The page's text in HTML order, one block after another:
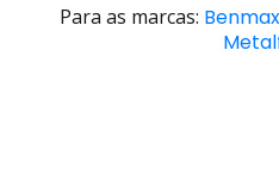
Para as marcas: Benmax